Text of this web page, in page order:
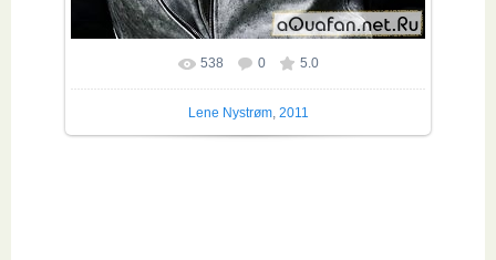
538 0 5.0
Lene Nystrøm, 2011